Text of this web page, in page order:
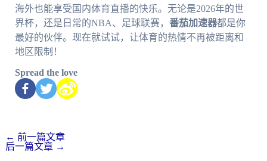
海外也能享受国内体育直播的快乐。无论是2026年的世
界杯，还是日常的NBA、足球联赛， 番茄加速器都是你
最好的伙伴。现在就试试，让体育的热情不再被距离和
地区限制！
Spread the love
← 前一篇文章
后一篇文章 →